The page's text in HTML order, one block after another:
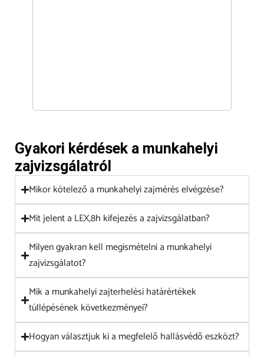
Gyakori kérdések a munkahelyi
zajvizsgálatról
Mikor kötelező a munkahelyi zajmérés elvégzése?
Mit jelent a LEX,8h kifejezés a zajvizsgálatban?
Milyen gyakran kell megismételni a munkahelyi
zajvizsgálatot?
Mik a munkahelyi zajterhelési határértékek
túllépésének következményei?
Hogyan választjuk ki a megfelelő hallásvédő eszközt?